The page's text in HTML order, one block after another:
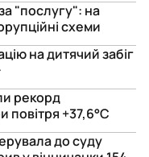
"послугу": на
схеми
на дитячий забіг
рекорд
повітря +37,6°С
до суду